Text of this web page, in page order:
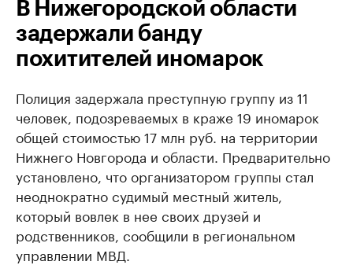
В Нижегородской области
задержали банду
похитителей иномарок
Полиция задержала преступную группу из 11
человек, подозреваемых в краже 19 иномарок
общей стоимостью 17 млн руб. на территории
Нижнего Новгорода и области. Предварительно
установлено, что организатором группы стал
неоднократно судимый местный житель,
который вовлек в нее своих друзей и
родственников, сообщили в региональном
управлении МВД.